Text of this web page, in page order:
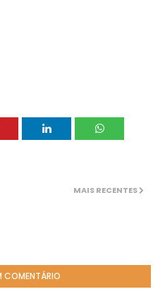
MAIS RECENTES
COMENTÁRIO